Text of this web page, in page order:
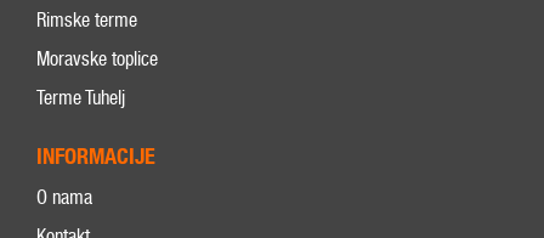
Rimske terme
Moravske toplice
Terme Tuhelj
INFORMACIJE
O nama